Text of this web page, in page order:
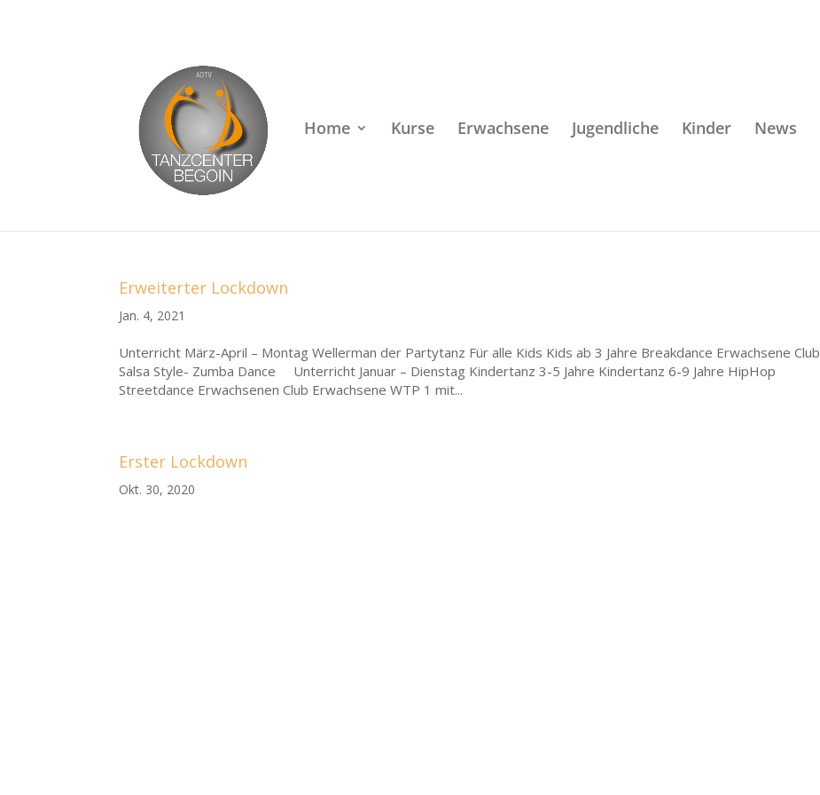
Home Kurse Erwachsene Jugendliche Kinder News
Erweiterter Lockdown
Jan. 4, 2021
Unterricht März-April – Montag Wellerman der Partytanz Für alle Kids Kids ab 3 Jahre Breakdance Erwachsene Club
Salsa Style- Zumba Dance Unterricht Januar – Dienstag Kindertanz 3-5 Jahre Kindertanz 6-9 Jahre HipHop
Streetdance Erwachsenen Club Erwachsene WTP 1 mit...
Erster Lockdown
Okt. 30, 2020